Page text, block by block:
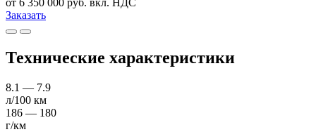
Заказать
Технические характеристики
8.1 — 7.9
л/100 км
186 — 180
г/км